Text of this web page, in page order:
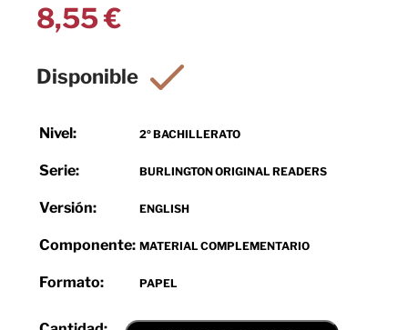
8,55€
Nivel: 2º BACHILLERATO
Serie: BURLINGTON ORIGINAL READERS
Versión: ENGLISH
Componente: MATERIAL COMPLEMENTARIO
Formato: PAPEL